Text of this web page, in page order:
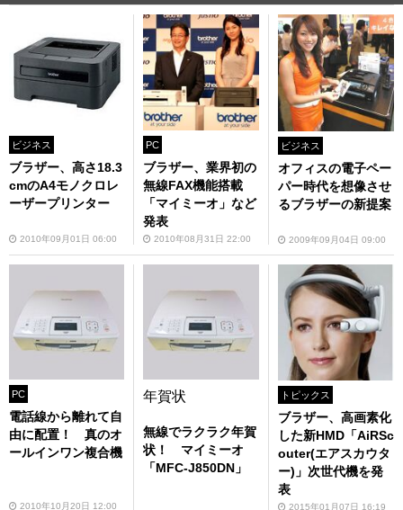
ビジネス
ブラザー、高さ18.3
cmのA4モノクロレ
ーザープリンター
2010年09月01日 06:00
PC
ブラザー、業界初の
無線FAX機能搭載
「マイミーオ」など
発表
2010年08月31日 22:00
ビジネス
オフィスの電子ペー
パー時代を想像させ
るブラザーの新提案
2009年09月04日 09:00
PC
電話線から離れて自
由に配置！ 真のオ
ールインワン複合機
2010年10月20日 12:00
年賀状
無線でラクラク年賀
状！ マイミーオ
「MFC-J850DN」
トピックス
ブラザー、高画素化
した新HMD「AiRSc
outer(エアスカウタ
ー)」次世代機を発
表
2015年01月07日 16:19